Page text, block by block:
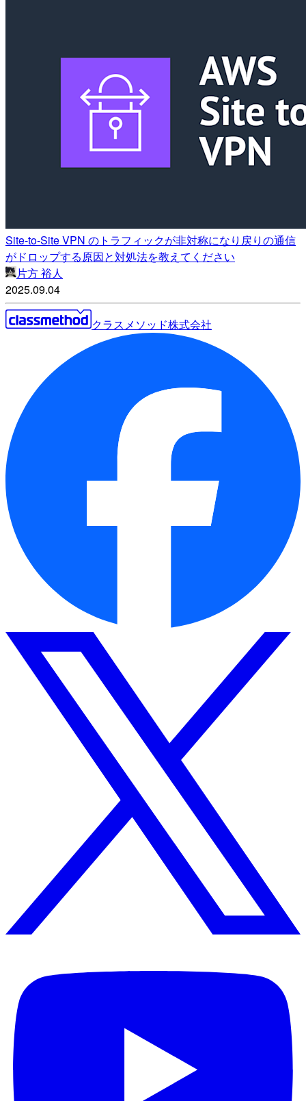
Site-to-Site VPN のトラフィックが非対称になり戻りの通信
がドロップする原因と対処法を教えてください
片方 裕人
2025.09.04
クラスメソッド株式会社